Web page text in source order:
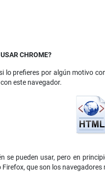
CHROME?
lo prefieres por algún motivo
este navegador.
se pueden usar, pero en
que son los